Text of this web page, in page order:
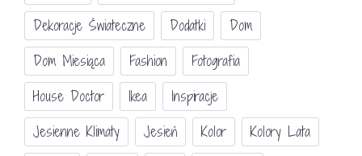
Dekoracje Świateczne
Dodatki
Dom
Dom Miesiąca
Fashion
Fotografia
House Doctor
Ikea
Inspiracje
Jesienne Klimaty
Jesień Kolor
Kolory Lata